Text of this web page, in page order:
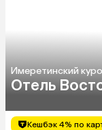
Имеретинский
Отель
Кешбэк 4% по